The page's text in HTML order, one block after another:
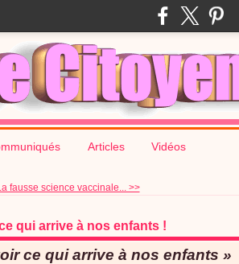
Articles Vidéos
fausse science vaccinale... >>
qui arrive à nos enfants !
ce qui arrive à nos enfants »